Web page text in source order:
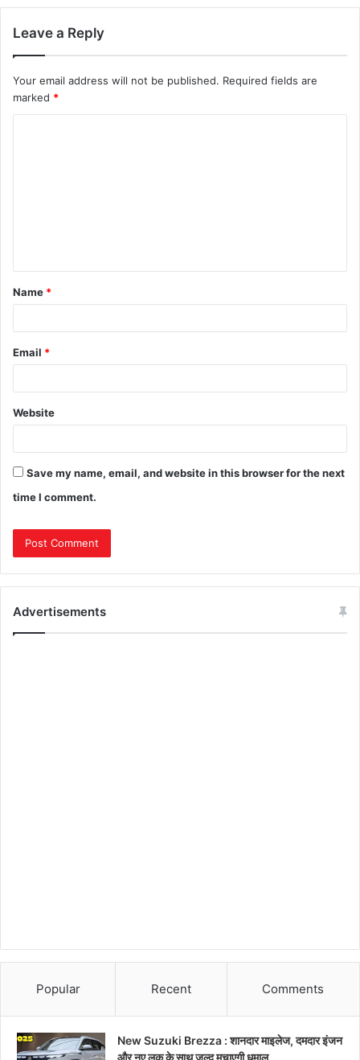
Leave a Reply
Your email address will not be published. Required fields are
marked *
Name *
Email *
Website
Save my name, email, and website in this browser for the next
time I comment.
Advertisements
Popular Recent Comments
New Suzuki Brezza : शानदार माइलेज, दमदार इंजन
और नए लुक के साथ जल्द मचाएगी धमाल